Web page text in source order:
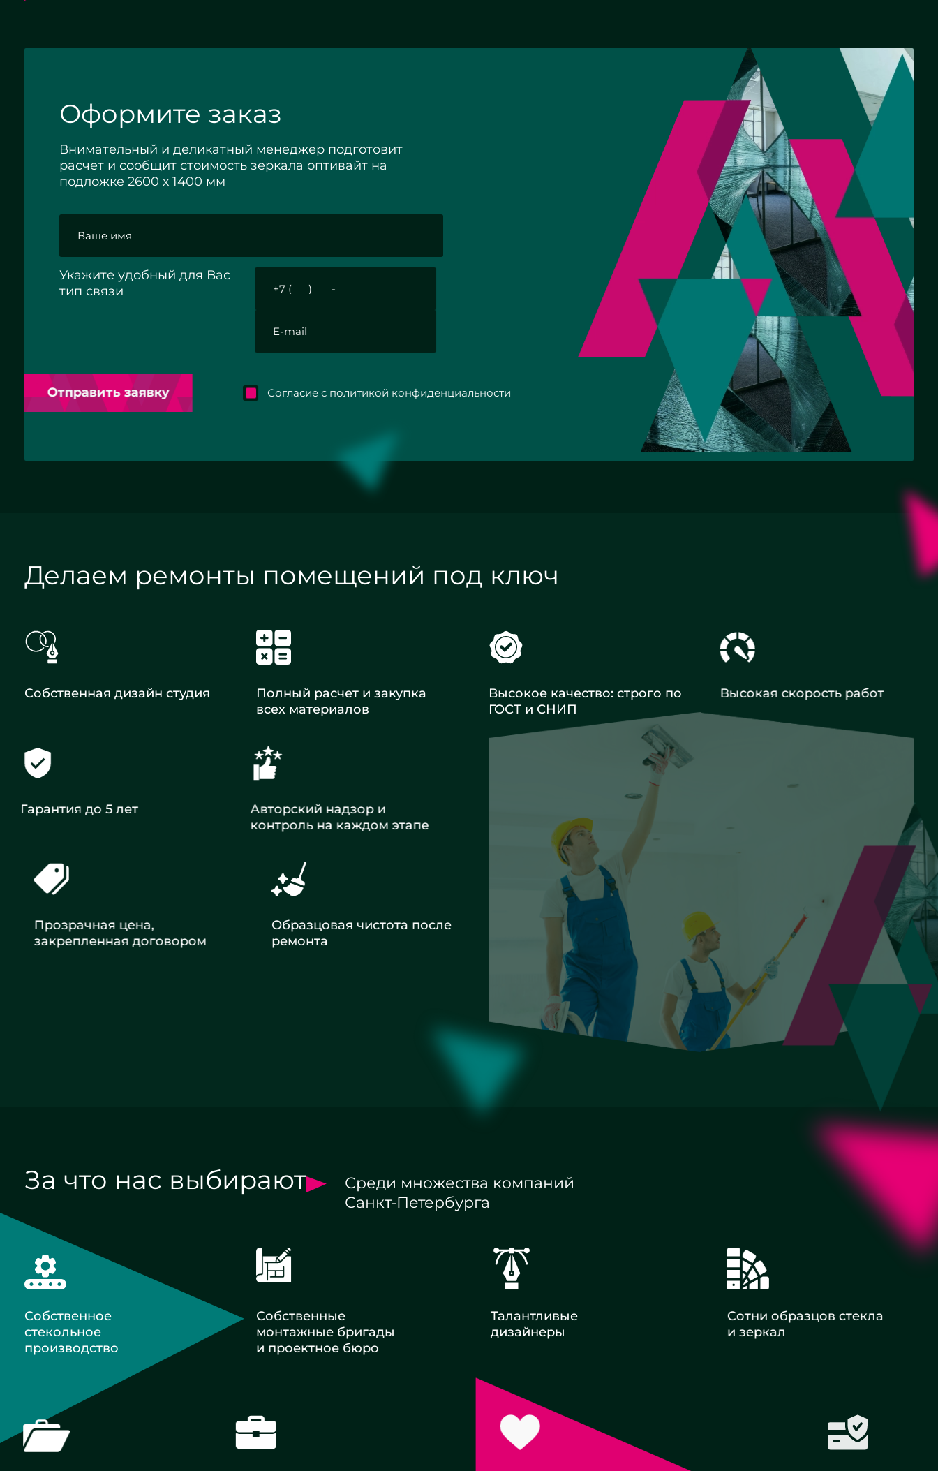
Оформите заказ
Внимательный и деликатный менеджер подготовит
расчет и сообщит стоимость зеркала оптивайт на
подложке 2600 х 1400 мм
Укажите удобный для Вас
тип связи
Отправить заявку Согласие с политикой конфиденциальности
Делаем ремонты помещений под ключ
Собственная дизайн студия
Полный расчет и закупка
всех материалов
Высокое качество: строго по
ГОСТ и СНИП
Высокая скорость работ
Гарантия до 5 лет
Авторский надзор и
контроль на каждом этапе
Прозрачная цена,
закрепленная договором
Образцовая чистота после
ремонта
За что нас выбирают
Среди множества компаний
Санкт-Петербурга
Собственное
стекольное
производство
Собственные
монтажные бригады
и проектное бюро
Талантливые
дизайнеры
Сотни образцов стекла
и зеркал